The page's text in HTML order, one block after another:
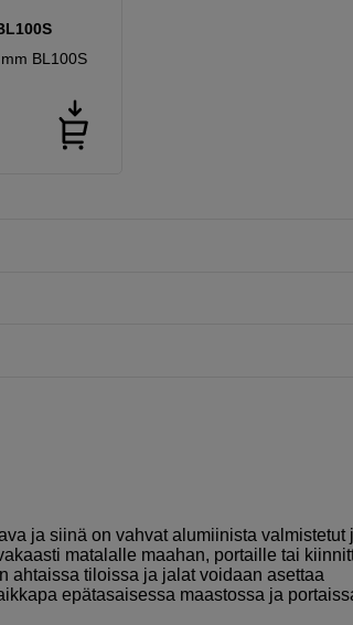
BL100S
ja siinä on vahvat alumiinista valmistetut
matalalle maahan, portaille tai
ahtaissa tiloissa ja jalat voidaan asettaa
epätasaisessa maastossa ja